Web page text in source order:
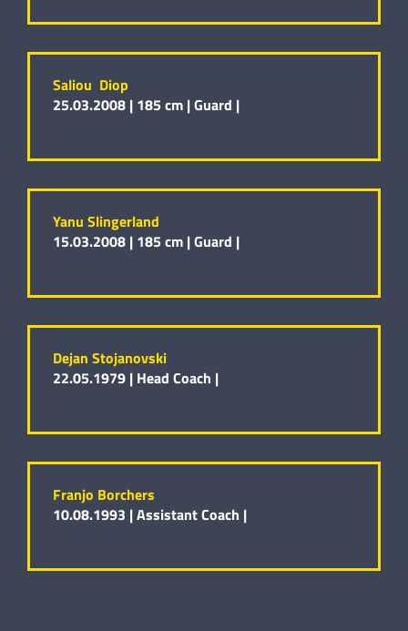
Saliou Diop
25.03.2008 | 185 cm |Guard |
Yanu Slingerland
15.03.2008 | 185 cm |Guard |
Dejan Stojanovski
22.05.1979 | Head Coach |
Franjo Borchers
10.08.1993 |Assistant Coach |